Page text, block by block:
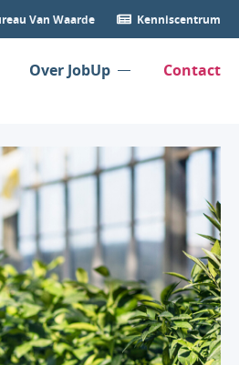
Van Waarde Kenniscentrum
Over JobUp Contact